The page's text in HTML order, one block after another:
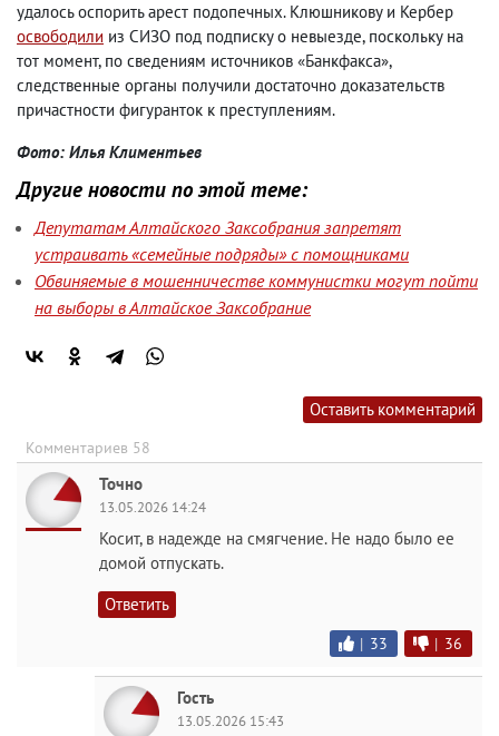
удалось оспорить арест подопечных. Клюшникову и Кербер
освободили из СИЗО под подписку о невыезде, поскольку на
тот момент, по сведениям источников «Банкфакса»,
следственные органы получили достаточно доказательств
причастности фигуранток к преступлениям.
Фото: Илья Климентьев
Другие новости по этой теме:
Депутатам Алтайского Заксобрания запретят
устраивать «семейные подряды» с помощниками
Обвиняемые в мошенничестве коммунистки могут пойти
на выборы в Алтайское Заксобрание
Оставить комментарий
Комментариев 58
Точно
13.05.2026 14:24
Косит, в надежде на смягчение. Не надо было ее
домой отпускать.
Ответить
| 33 | 36
Гость
13.05.2026 15:43